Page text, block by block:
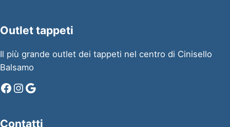
Outlet tappeti
Il più grande outlet dei tappeti nel centro di Cinisello
Balsamo
Facebook
Instagram
Google
Contatti